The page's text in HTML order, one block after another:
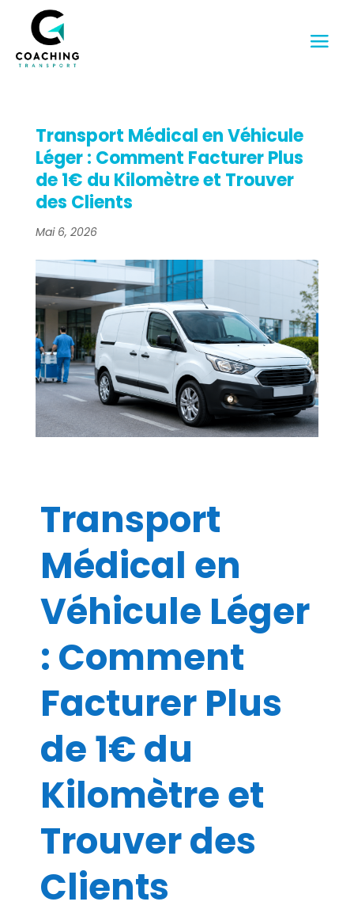
Transport Médical en Véhicule
Léger : Comment Facturer Plus
de 1€ du Kilomètre et Trouver
des Clients
Mai 6, 2026
Transport
Médical en
Véhicule Léger
: Comment
Facturer Plus
de 1€ du
Kilomètre et
Trouver des
Clients